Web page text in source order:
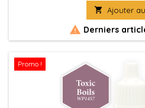
 Ajouter
 Derniers
Promo !